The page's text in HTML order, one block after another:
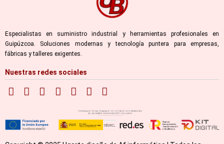
Especialistas en suministro industrial y herramientas profesionales en
Guipúzcoa. Soluciones modernas y tecnología puntera para empresas,
fábricas y talleres exigentes.
Nuestras redes sociales